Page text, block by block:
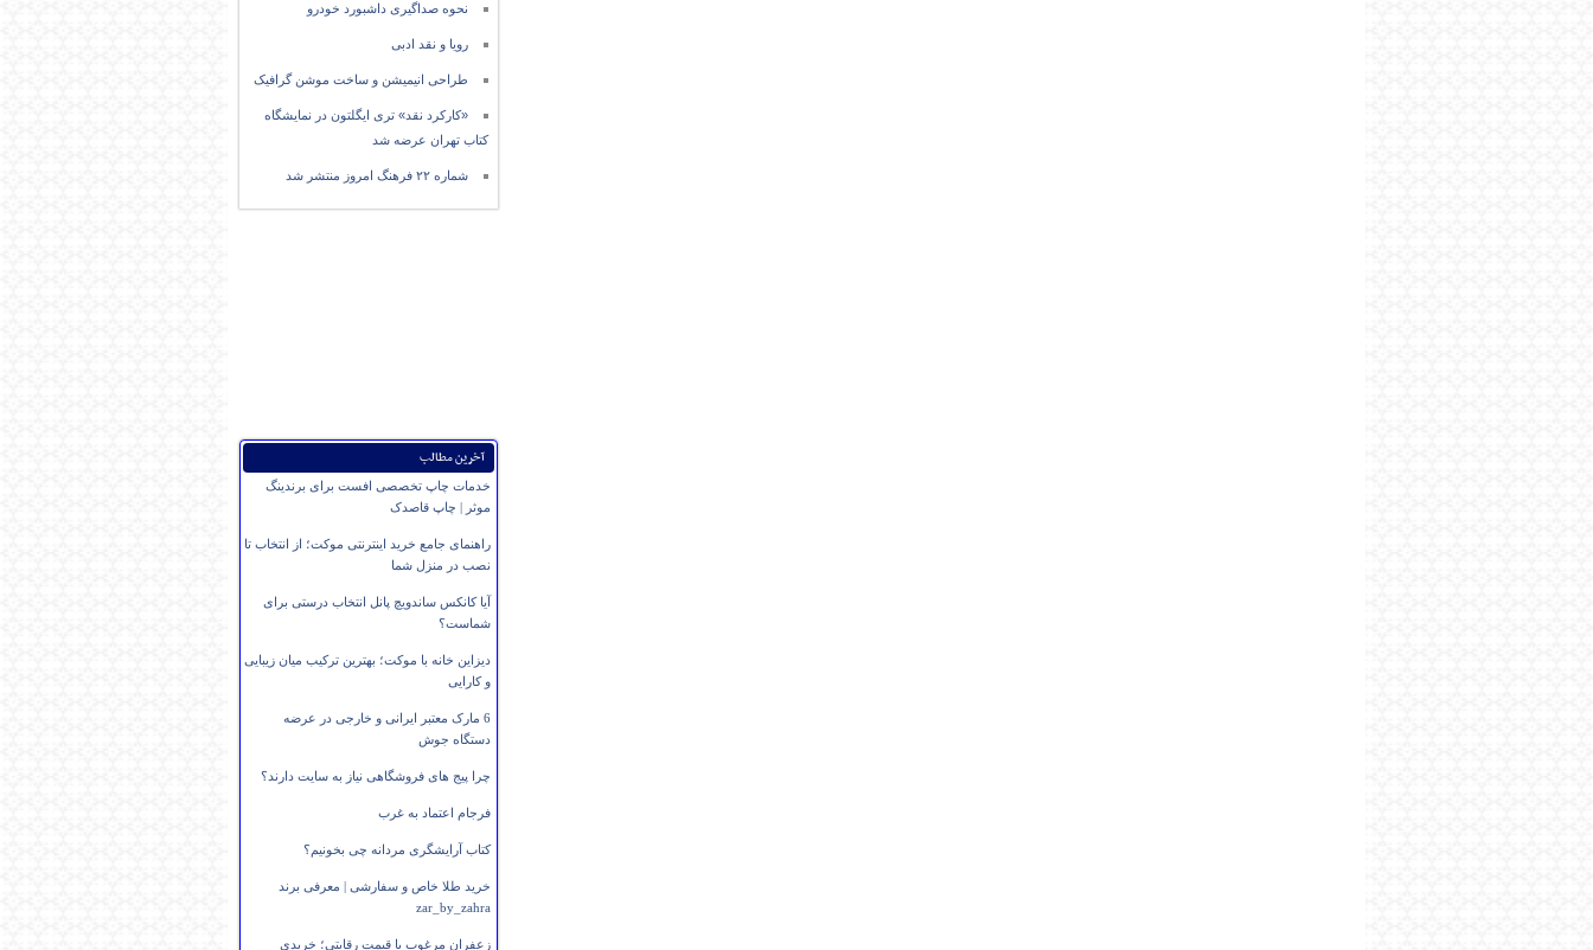
نحوه صداگیری داشبورد خودرو
رویا و نقد ادبی
طراحی انیمیشن و ساخت موشن گرافیک
«کارکرد نقد» تری ایگلتون در نمایشگاه
کتاب تهران عرضه شد
شماره ۲۲ فرهنگ امروز منتشر شد
آخرین مطالب
خدمات چاپ تخصصی افست برای برندینگ
موثر | چاپ قاصدک
راهنمای جامع خرید اینترنتی موکت؛ از انتخاب تا
نصب در منزل شما
آیا کانکس ساندویچ پانل انتخاب درستی برای
شماست؟
دیزاین خانه با موکت؛ بهترین ترکیب میان زیبایی
و کارایی
6 مارک معتبر ایرانی و خارجی در عرضه
دستگاه جوش
چرا پیج های فروشگاهی نیاز به سایت دارند؟
فرجام اعتماد به غرب
کتاب آرایشگری مردانه چی بخونیم؟
خرید طلا خاص و سفارشی | معرفی برند
zar_by_zahra
زعفران مرغوب با قیمت رقابتی؛ خریدی